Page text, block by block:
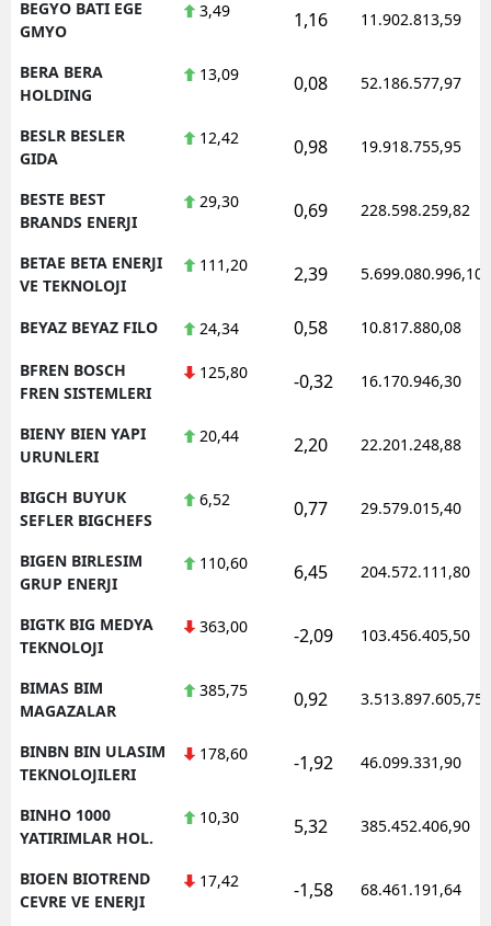
BEGYO BATI EGE
GMYO
3,49 1,16 11.902.813,59
BERA BERA
HOLDING
13,09 0,08 52.186.577,97
BESLR BESLER
GIDA
12,42 0,98 19.918.755,95
BESTE BEST
BRANDS ENERJI
29,30 0,69 228.598.259,82
BETAE BETA ENERJI
VE TEKNOLOJI
111,20 2,39 5.699.080.996,10
BEYAZ BEYAZ FILO 24,34 0,58 10.817.880,08
BFREN BOSCH
FREN SISTEMLERI
125,80 -0,32 16.170.946,30
BIENY BIEN YAPI
URUNLERI
20,44 2,20 22.201.248,88
BIGCH BUYUK
SEFLER BIGCHEFS
6,52 0,77 29.579.015,40
BIGEN BIRLESIM
GRUP ENERJI
110,60 6,45 204.572.111,80
BIGTK BIG MEDYA
TEKNOLOJI
363,00 -2,09 103.456.405,50
BIMAS BIM
MAGAZALAR
385,75 0,92 3.513.897.605,75
BINBN BIN ULASIM
TEKNOLOJILERI
178,60 -1,92 46.099.331,90
BINHO 1000
YATIRIMLAR HOL.
10,30 5,32 385.452.406,90
BIOEN BIOTREND
CEVRE VE ENERJI
17,42 -1,58 68.461.191,64